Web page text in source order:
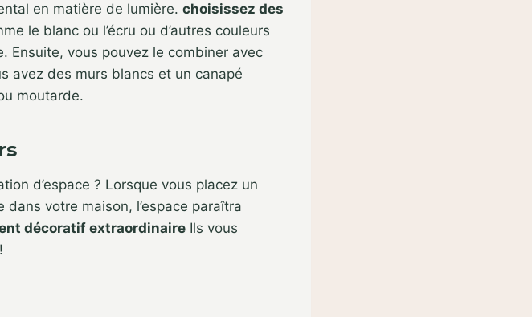
en matière de lumière. choisissez des
le blanc ou l’écru ou d’autres couleurs
Ensuite, vous pouvez le combiner avec
avez des murs blancs et un canapé
moutarde.
d’espace ? Lorsque vous placez un
votre maison, l’espace paraîtra
décoratif extraordinaire Ils vous